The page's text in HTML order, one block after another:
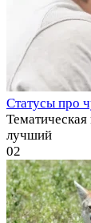
Статусы про
лучший
02